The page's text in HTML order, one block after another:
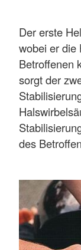
Der erste
wobei er die
Betroffenen
sorgt der
des